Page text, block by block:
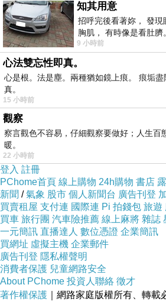
該湖湖底一處有溫泉和清水噴湧而
早晨會產生朝霧而聞名。
知其用意
招呼完後看著妳， 發
胸肌， 有時像是看肚
視線不對齊， 讓我很難不
9 小時前
心法雙忘性即真。
心是根。法是塵。兩種猶如鏡上痕。 痕垢
真。
15 小時前
觀察
察言觀色不容易，仔細觀察要做好；人生百
暖。
22 小時前
登入 註冊
PChome首頁 線上購物 24h購物 書店
新聞 /氣象 股市 個人新聞台 廣告刊登
買賣租屋 支付連 國際連 Pi 拍錢包 旅遊
買車 旅行團 汽車險推薦 線上麻將 雜誌
一元簡訊 直播達人 數位憑證 企業簡訊
買網址 虛擬主機 企業郵件
廣告刊登 隱私權聲明
消費者保護 兒童網路安全
About PChome 投資人聯絡 徵才
著作權保護 ｜網路家庭版權所有、轉載